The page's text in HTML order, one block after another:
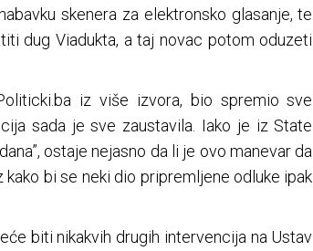
skenera za elektronsko glasanje, te
dug Viadukta, a taj novac potom oduzeti
iz više izvora, bio spremio sve
sada je sve zaustavila. Iako je iz State
ostaje nejasno da li je ovo manevar da
bi se neki dio pripremljene odluke ipak
biti nikakvih drugih intervencija na Ustav